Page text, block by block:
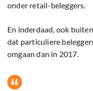
onder retail-beleggers.
En inderdaad, ook
dat particuliere
omgaan dan in 2017.